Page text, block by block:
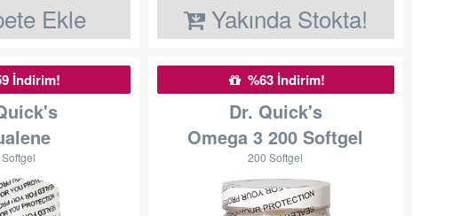
Ekle
Yakında Stokta!
İndirim! %63 İndirim!
Dr. Quick's
Omega 3 200 Softgel
200 Softgel